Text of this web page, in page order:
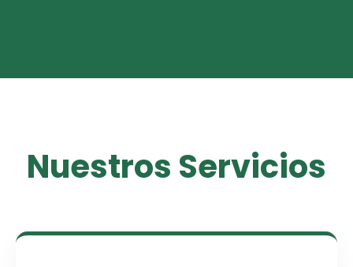
Nuestros Servicios